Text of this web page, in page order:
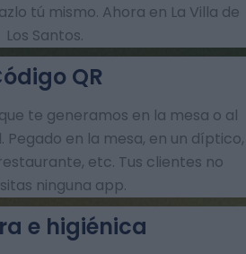
tú mismo. Ahora en La Villa de
Los Santos.
te generamos en la mesa o al
en la mesa, en un díptico,
etc. Tus clientes no
ninguna app.
QR
e higiénica